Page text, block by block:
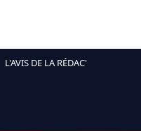
L'AVIS DE LA RÉDAC'